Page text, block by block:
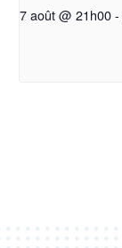
7 août @ 21h00-